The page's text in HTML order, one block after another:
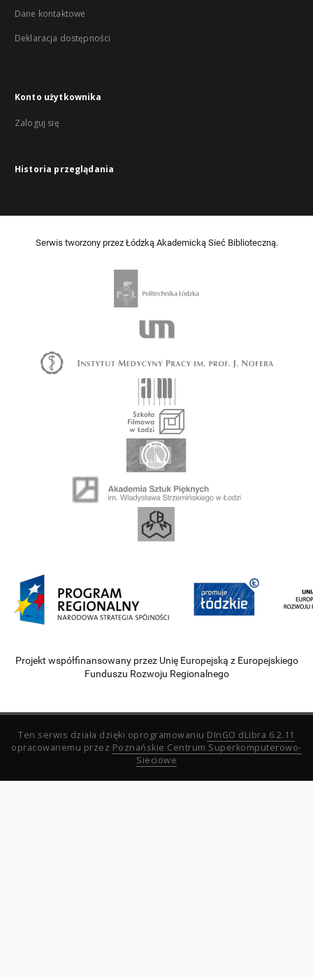
Dane kontaktowe
Deklaracja dostępności
Konto użytkownika
Zaloguj się
Historia przeglądania
Serwis tworzony przez Łódzką Akademicką Sieć Biblioteczną.
Projekt współfinansowany przez Unię Europejską z Europejskiego
Funduszu Rozwoju Regionalnego
Ten serwis działa dzięki oprogramowaniu DInGO dLibra 6.2.11
opracowanemu przez Poznańskie Centrum Superkomputerowo-
Sieciowe